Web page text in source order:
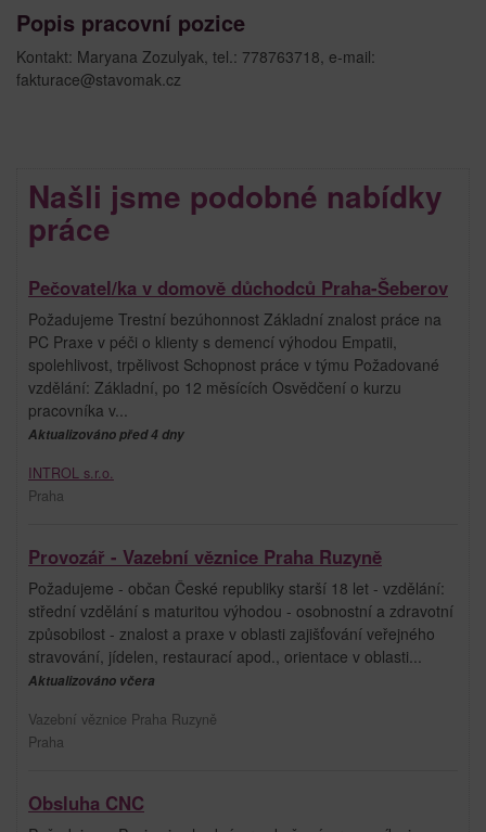
Popis pracovní pozice
Kontakt: Maryana Zozulyak, tel.: 778763718, e-mail:
fakturace@stavomak.cz
Našli jsme podobné nabídky
práce
Pečovatel/ka v domově důchodců Praha-Šeberov
Požadujeme Trestní bezúhonnost Základní znalost práce na
PC Praxe v péči o klienty s demencí výhodou Empatii,
spolehlivost, trpělivost Schopnost práce v týmu Požadované
vzdělání: Základní, po 12 měsících Osvědčení o kurzu
pracovníka v...
Aktualizováno před 4 dny
INTROL s.r.o.
Praha
Provozář - Vazební věznice Praha Ruzyně
Požadujeme - občan České republiky starší 18 let - vzdělání:
střední vzdělání s maturitou výhodou - osobnostní a zdravotní
způsobilost - znalost a praxe v oblasti zajišťování veřejného
stravování, jídelen, restaurací apod., orientace v oblasti...
Aktualizováno včera
Vazební věznice Praha Ruzyně
Praha
Obsluha CNC